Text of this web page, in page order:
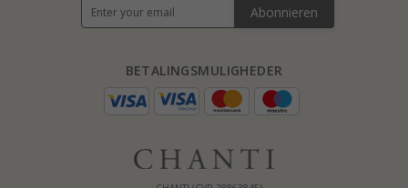
BETALINGSMULIGHEDER
Abonnieren